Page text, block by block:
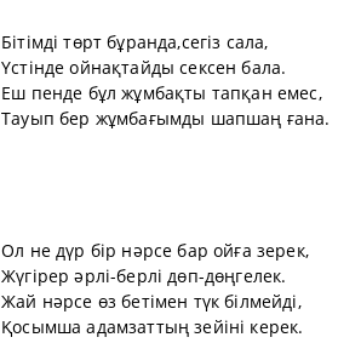
Бітімді төрт бұранда,сегіз сала,
Үстінде ойнақтайды сексен бала.
Еш пенде бұл жұмбақты тапқан емес,
Тауып бер жұмбағымды шапшаң ғана.
Ол не дүр бір нәрсе бар ойға зерек,
Жүгірер әрлі-берлі дөп-дөңгелек.
Жай нәрсе өз бетімен түк білмейді,
Қосымша адамзаттың зейіні керек.